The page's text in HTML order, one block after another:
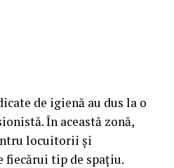
de igienă au dus la o
În această zonă,
locuitorii și
fiecărui tip de spațiu.